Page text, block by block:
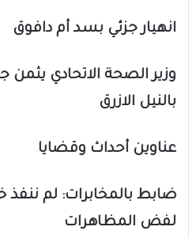
انهيار جزئي بسد أم دافوق
وزير الصحة الاتحادي يثمن
بالنيل الازرق
عناوين أحداث وقضايا
ضابط بالمخابرات: لم
لفض المظاهرات